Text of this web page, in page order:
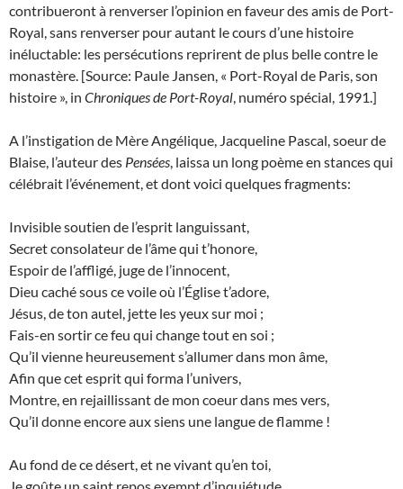
contribueront à renverser l’opinion en faveur des amis de Port-
Royal, sans renverser pour autant le cours d’une histoire
inéluctable: les persécutions reprirent de plus belle contre le
monastère. [Source: Paule Jansen, « Port-Royal de Paris, son
histoire », in Chroniques de Port-Royal , numéro spécial, 1991.]
A l’instigation de Mère Angélique, Jacqueline Pascal, soeur de
Blaise, l’auteur des Pensées , laissa un long poème en stances qui
célébrait l’événement, et dont voici quelques fragments:
Invisible soutien de l’esprit languissant,
Secret consolateur de l’âme qui t’honore,
Espoir de l’affligé, juge de l’innocent,
Dieu caché sous ce voile où l’Église t’adore,
Jésus, de ton autel, jette les yeux sur moi ;
Fais-en sortir ce feu qui change tout en soi ;
Qu’il vienne heureusement s’allumer dans mon âme,
Afin que cet esprit qui forma l’univers,
Montre, en rejaillissant de mon coeur dans mes vers,
Qu’il donne encore aux siens une langue de flamme !
Au fond de ce désert, et ne vivant qu’en toi,
Je goûte un saint repos exempt d’inquiétude.